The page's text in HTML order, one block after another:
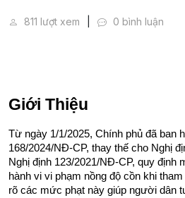
811 lượt xem 0 bình luận
Giới Thiệu
Từ ngày 1/1/2025, Chính phủ đã ban
168/2024/NĐ-CP, thay thế cho Nghị
Nghị định 123/2021/NĐ-CP, quy
hành vi vi phạm nồng độ cồn khi
rõ các mức phạt này giúp người dân